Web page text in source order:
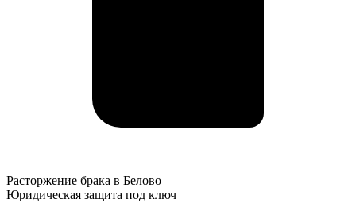
Расторжение
брака
Расторжение брака в Белово
Юридическая защита под ключ